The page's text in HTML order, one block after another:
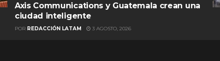
Axis Communications y Guatemala crean una
ciudad inteligente
POR REDACCIÓN LATAM 3 AGOSTO, 2026